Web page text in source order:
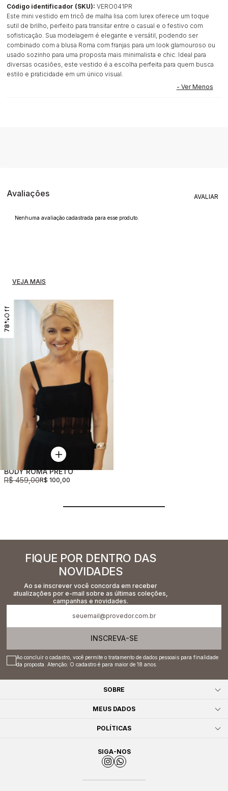
Código identificador (SKU): VERO041PR
Este mini vestido em tricô de malha lisa com lurex oferece um toque
sutil de brilho, perfeito para transitar entre o casual e o festivo com
sofisticação. Sua modelagem é elegante e versátil, podendo ser
combinado com a blusa Roma com franjas para um look glamouroso ou
usado sozinho para uma proposta mais minimalista e chic. Ideal para
diversas ocasiões, este vestido é a escolha perfeita para quem busca
estilo e praticidade em um único visual.
Avaliações
Nenhuma avaliação cadastrada para esse produto.
VEJA MAIS
78%
BODY ROMA PRETO
R$ 459,00R$ 100,00
FIQUE POR DENTRO DAS
NOVIDADES
Ao se inscrever você concorda em receber
atualizações por e-mail sobre as últimas coleções,
campanhas e novidades.
INSCREVA-SE
Ao concluir o cadastro, você permite o tratamento de dados pessoais para finalidade
da proposta. Atenção: O cadastro é para maior de 18 anos.
SOBRE
MEUS DADOS
POLÍTICAS
SIGA-NOS